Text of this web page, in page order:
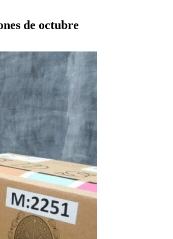
de octubre